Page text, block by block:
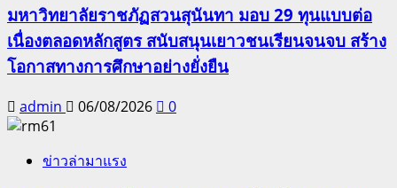
มหาวิทยาลัยราชภัฏสวนสุนันทา มอบ 29 ทุนแบบต่อ
เนื่องตลอดหลักสูตร สนับสนุนเยาวชนเรียนจนจบ สร้าง
โอกาสทางการศึกษาอย่างยั่งยืน
admin 06/08/2026 0
ข่าวล่ามาแรง